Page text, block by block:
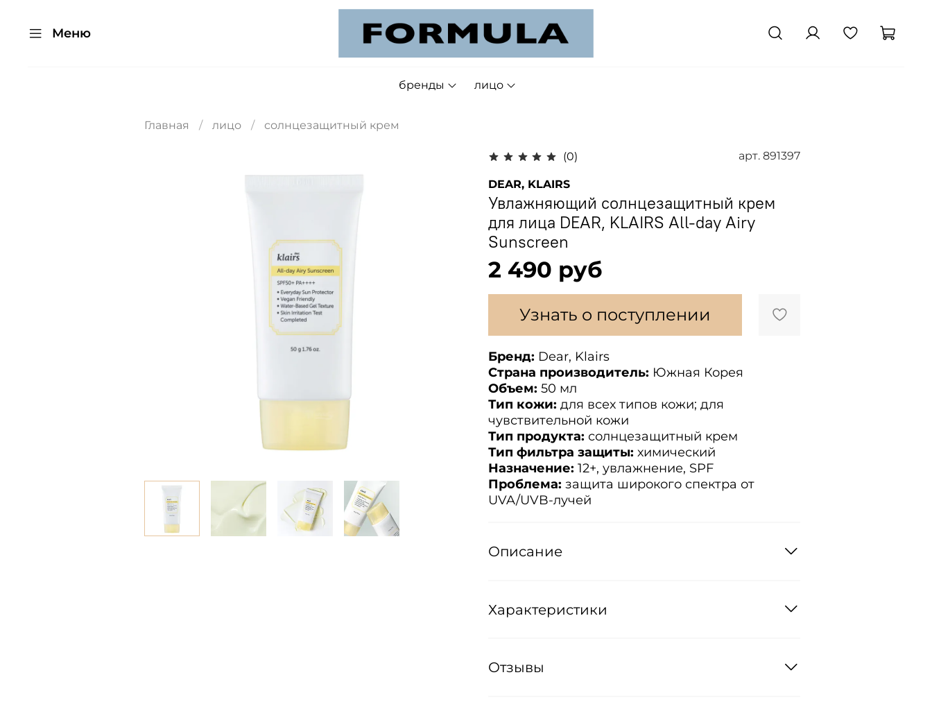
Меню
бренды лицо
Главная лицо солнцезащитный крем
(0) арт. 891397
DEAR, KLAIRS
Увлажняющий солнцезащитный крем
для лица DEAR, KLAIRS All-day Airy
Sunscreen
2 490 руб
Узнать о поступлении
Бренд: Dear, Klairs
Страна производитель: Южная Корея
Объем: 50 мл
Тип кожи: для всех типов кожи; для
чувствительной кожи
Тип продукта: солнцезащитный крем
Тип фильтра защиты: химический
Назначение: 12+, увлажнение, SPF
Проблема: защита широкого спектра от
UVA/UVB-лучей
Описание
Характеристики
Отзывы